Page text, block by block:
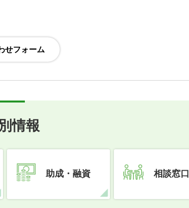
情報
助成・融資 相談窓口